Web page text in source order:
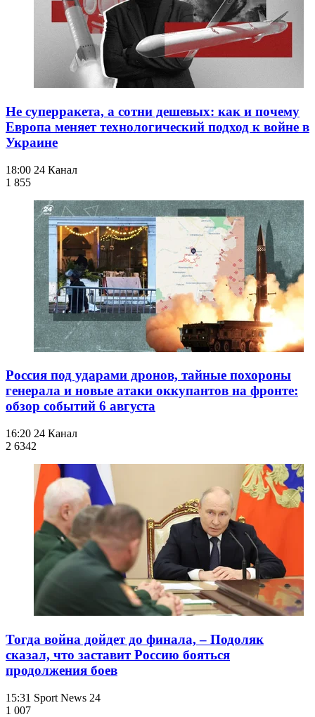
Не суперракета, а сотни дешевых: как и почему
Европа меняет технологический подход к войне в
Украине
18:00 24 Канал
1 855
Россия под ударами дронов, тайные похороны
генерала и новые атаки оккупантов на фронте:
обзор событий 6 августа
16:20 24 Канал
2 6342
Тогда война дойдет до финала, – Подоляк
сказал, что заставит Россию бояться
продолжения боев
15:31 Sport News 24
1 007